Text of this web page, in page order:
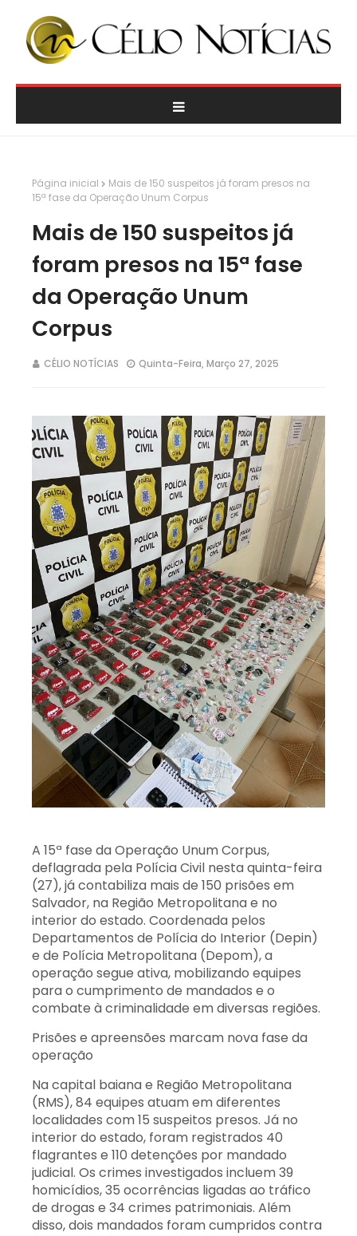
Página inicial
Mais de 150 suspeitos já foram presos na
15ª fase da Operação Unum Corpus
Mais de 150 suspeitos já
foram presos na 15ª fase
da Operação Unum
Corpus
CÉLIO NOTÍCIAS Quinta-Feira, Março 27, 2025
A 15ª fase da Operação Unum Corpus,
deflagrada pela Polícia Civil nesta quinta-feira
(27), já contabiliza mais de 150 prisões em
Salvador, na Região Metropolitana e no
interior do estado. Coordenada pelos
Departamentos de Polícia do Interior (Depin)
e de Polícia Metropolitana (Depom), a
operação segue ativa, mobilizando equipes
para o cumprimento de mandados e o
combate à criminalidade em diversas regiões.
Prisões e apreensões marcam nova fase da
operação
Na capital baiana e Região Metropolitana
(RMS), 84 equipes atuam em diferentes
localidades com 15 suspeitos presos. Já no
interior do estado, foram registrados 40
flagrantes e 110 detenções por mandado
judicial. Os crimes investigados incluem 39
homicídios, 35 ocorrências ligadas ao tráfico
de drogas e 34 crimes patrimoniais. Além
disso, dois mandados foram cumpridos contra